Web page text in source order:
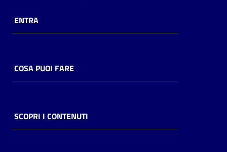
Casa
Piani
Archivio
storico
ENTRA
COSA PUOI FARE
SCOPRI I CONTENUTI